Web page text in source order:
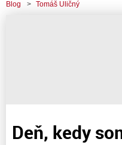
Blog > Tomáš Uličný
Deň, kedy